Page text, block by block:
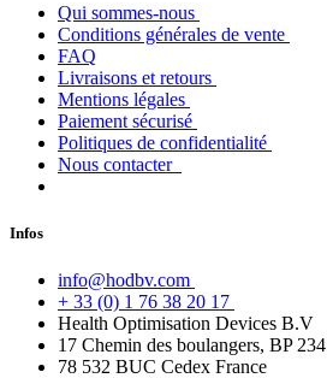
Qui sommes-nous
Conditions générales de vente
FAQ
Livraisons et retours
Mentions légales
Paiement sécurisé
Politiques de confidentialité
Nous contacter
Infos
info@hodbv.com
+ 33 (0) 1 76 38 20 17
Health Optimisation Devices B.V
17 Chemin des boulangers, BP 234
78 532 BUC Cedex France